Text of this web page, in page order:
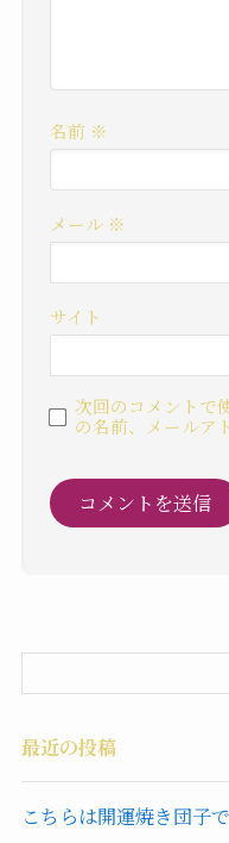
名前 ※
メール ※
サイト
次回のコメントで
の名前、メールア
最近の投稿
こちらは開運焼き団子